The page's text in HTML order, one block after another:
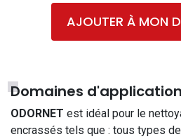
AJOUTER À MON
Domaines
ODORNET est idéal pour le
encrassés tels que : tous types